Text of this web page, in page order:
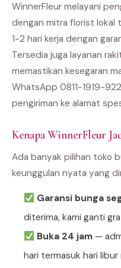
WinnerFleur melayani
dengan mitra florist lokal
1-2 hari kerja dengan
Tersedia juga layanan
memastikan kesegaran
WhatsApp 0811-1919-
pengiriman ke alamat
Kenapa WinnerFleur
Ada banyak pilihan toko
keunggulan nyata yang
Garansi bunga
diterima, kami ganti
Buka 24 jam—
hari termasuk hari libur